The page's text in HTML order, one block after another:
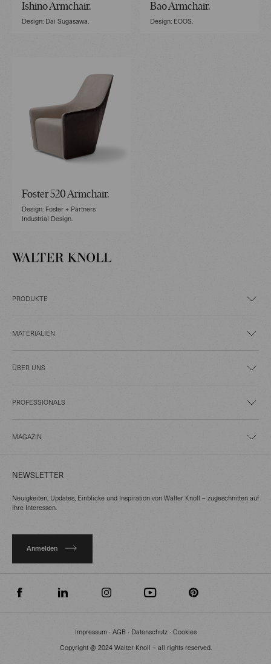
Ishino Armchair.
Design: Dai Sugasawa.
Bao Armchair.
Design: EOOS.
Foster 520 Armchair.
Design: Foster + Partners
Industrial Design.
PRODUKTE
MATERIALIEN
ÜBER UNS
PROFESSIONALS
MAGAZIN
NEWSLETTER
Neuigkeiten, Updates, Einblicke und Inspiration von Walter Knoll – zugeschnitten auf
Ihre Interessen.
Anmelden
Impressum∙ AGB∙ Datenschutz∙ Cookies
Copyright @ 2024 Walter Knoll – all rights reserved.